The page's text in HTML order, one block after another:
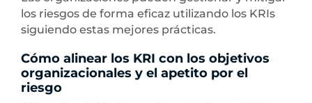
los riesgos de forma eficaz utilizando los KRIs
siguiendo estas mejores prácticas.
Cómo alinear los KRI con los objetivos
organizacionales y el apetito por el
riesgo